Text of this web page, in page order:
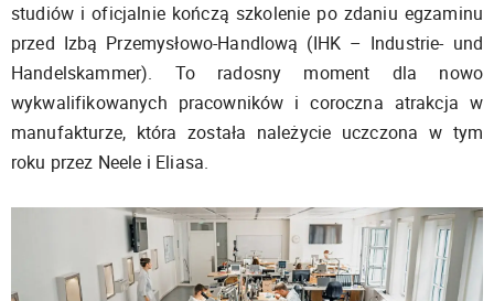
studiów i oficjalnie kończą szkolenie po zdaniu egzaminu
przed Izbą Przemysłowo-Handlową (IHK – Industrie- und
Handelskammer). To radosny moment dla nowo
wykwalifikowanych pracowników i coroczna atrakcja w
manufakturze, która została należycie uczczona w tym
roku przez Neele i Eliasa.